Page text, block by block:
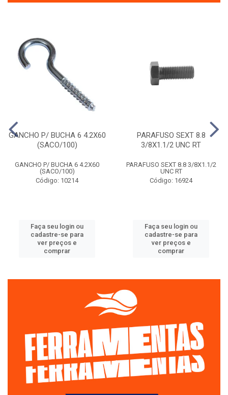
GANCHO P/ BUCHA 6 4.2X60
(SACO/100)
GANCHO P/ BUCHA 6 4.2X60
(SACO/100)
Código: 10214
Faça seu login ou
cadastre-se para
ver preços e
comprar
PARAFUSO SEXT 8.8
3/8X1.1/2 UNC RT
PARAFUSO SEXT 8.8 3/8X1.1/2
UNC RT
Código: 16924
Faça seu login ou
cadastre-se para
ver preços e
comprar